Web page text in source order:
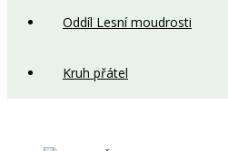
Oddíl Lesní moudrosti
Kruh přátel